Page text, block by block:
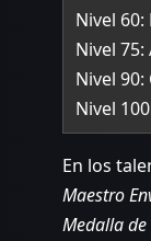
Nivel
Nivel
Nivel
Nivel
En los
Maestro
Medalla